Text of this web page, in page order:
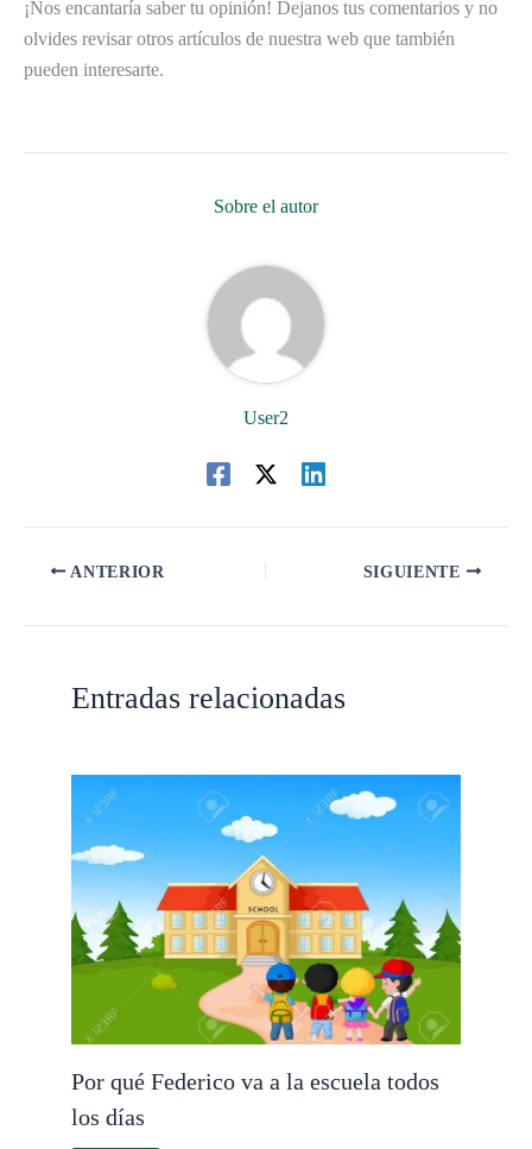
¡Nos encantaría saber tu opinión! Dejanos tus comentarios y no
olvides revisar otros artículos de nuestra web que también
pueden interesarte.
Sobre el autor
User2
ANTERIOR SIGUIENTE
Entradas relacionadas
Por qué Federico va a la escuela todos
los días